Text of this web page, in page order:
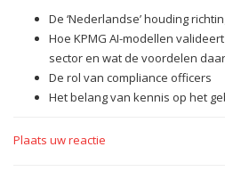
De ‘Nederlandse’ houding
Hoe KPMG AI-modellen
sector en wat de voordelen
De rol van compliance officers
Het belang van kennis op het
Plaats uw reactie